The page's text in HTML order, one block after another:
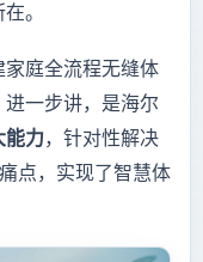
。
庭全流程无缝体
一步讲，是海尔
能力，针对性解决
点，实现了智慧体